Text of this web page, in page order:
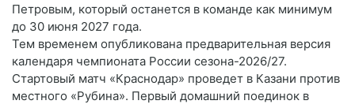
Петровым, который останется в команде как минимум
до 30 июня 2027 года.
Тем временем опубликована предварительная версия
календаря чемпионата России сезона-2026/27.
Стартовый матч «Краснодар» проведет в Казани против
местного «Рубина». Первый домашний поединок в